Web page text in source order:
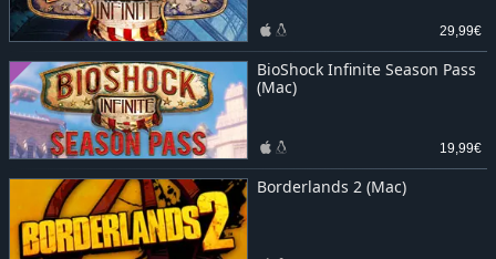
29,99€
BioShock Infinite Season Pass
(Mac)
19,99€
Borderlands 2 (Mac)